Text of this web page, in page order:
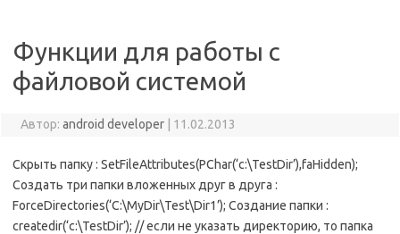
Функции для работы с
файловой системой
Автор: android developer 11.02.2013
Скрыть папку : SetFileAttributes(PChar(‘c:\TestDir’),faHidden);
Создать три папки вложенных друг в друга :
ForceDirectories(‘C:\MyDir\Test\Dir1’); Создание папки :
createdir(‘c:\TestDir’); // если не указать директорию, то папка